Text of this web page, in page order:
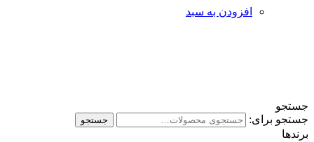
افزودن به سبد
جستجو
جستجو برای:
جستجو
برندها